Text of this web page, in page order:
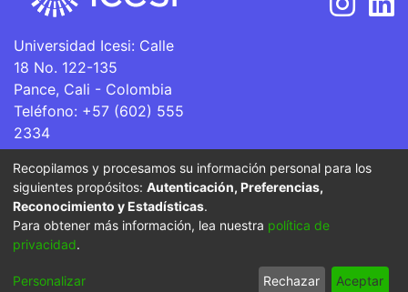
Universidad Icesi: Calle
18 No. 122-135
Pance, Cali - Colombia
Teléfono: +57 (602) 555
2334
ventanillaunica@icesi.edu.co
La Universidad Icesi es una Institución de Educación
Superior que se encuentra sujeta a inspección y vigilancia
por parte del Ministerio de Educación Nacional.
Cookie
End User
Send
Recopilamos y procesamos su información personal para los
siguientes propósitos: Autenticación, Preferencias,
Reconocimiento y Estadísticas.
Para obtener más información, lea nuestra política de
privacidad.
Personalizar Rechazar Aceptar